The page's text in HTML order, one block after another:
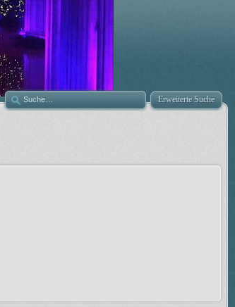
Erweiterte Suche